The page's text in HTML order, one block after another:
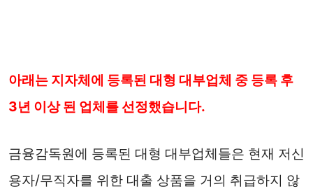
아래는 지자체에 등록된 대형 대부업체 중 등록 후
3년 이상 된 업체를 선정했습니다.
금융감독원에 등록된 대형 대부업체들은 현재 저신
용자/무직자를 위한 대출 상품을 거의 취급하지 않